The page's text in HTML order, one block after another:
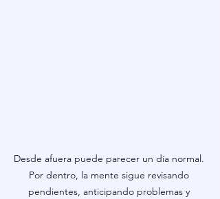
Desde afuera puede parecer un día normal.
Por dentro, la mente sigue revisando
pendientes, anticipando problemas y